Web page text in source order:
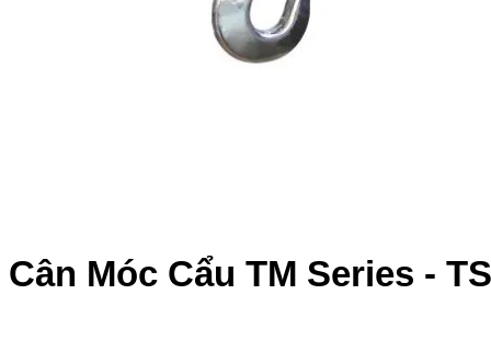
Cân Móc Cẩu TM Series -